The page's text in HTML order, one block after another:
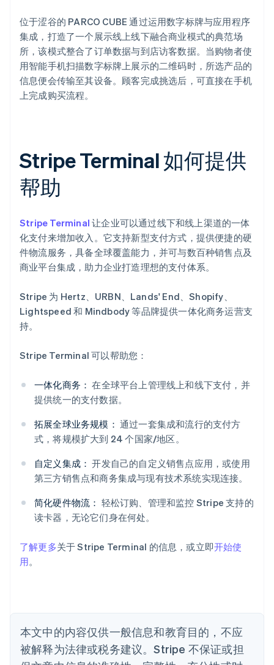
位于涩谷的 PARCO CUBE 通过运用数字标牌与应用程序
集成，打造了一个展示线上线下融合商业模式的典范场
所，该模式整合了订单数据与到店访客数据。当购物者使
用智能手机扫描数字标牌上展示的二维码时，所选产品的
信息便会传输至其设备。顾客完成挑选后，可直接在手机
上完成购买流程。
Stripe Terminal 如何提供
帮助
Stripe Terminal 让企业可以通过线下和线上渠道的一体
化支付来增加收入。它支持新型支付方式，提供便捷的硬
件物流服务，具备全球覆盖能力，并可与数百种销售点及
商业平台集成，助力企业打造理想的支付体系。
Stripe 为 Hertz、URBN、Lands' End、Shopify、
Lightspeed 和 Mindbody 等品牌提供一体化商务运营支
持。
Stripe Terminal 可以帮助您：
一体化商务： 在全球平台上管理线上和线下支付，并
提供统一的支付数据。
拓展全球业务规模： 通过一套集成和流行的支付方
式，将规模扩大到 24 个国家/地区。
自定义集成： 开发自己的自定义销售点应用，或使用
第三方销售点和商务集成与现有技术系统实现连接。
简化硬件物流： 轻松订购、管理和监控 Stripe 支持的
读卡器，无论它们身在何处。
了解更多关于 Stripe Terminal 的信息，或立即开始使
用。
本文中的内容仅供一般信息和教育目的，不应
被解释为法律或税务建议。Stripe 不保证或担
English
爱尔兰
English
爱沙尼亚
English
奥地利
澳大利亚
English
Português English
丹麦
德国